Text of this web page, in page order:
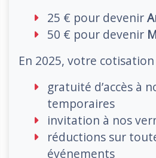
25 € pour devenir
50 € pour devenir
En 2025, votre
gratuité d’accès à
temporaires
invitation à nos
réductions sur
événements